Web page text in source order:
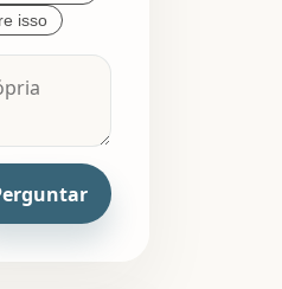
isso